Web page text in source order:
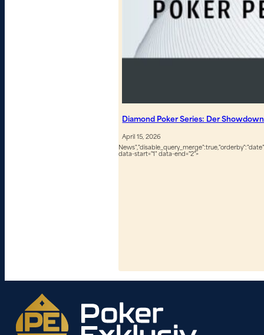
Diamond Poker Series: Der
April 15, 2026
data-start="1" data-end="2">